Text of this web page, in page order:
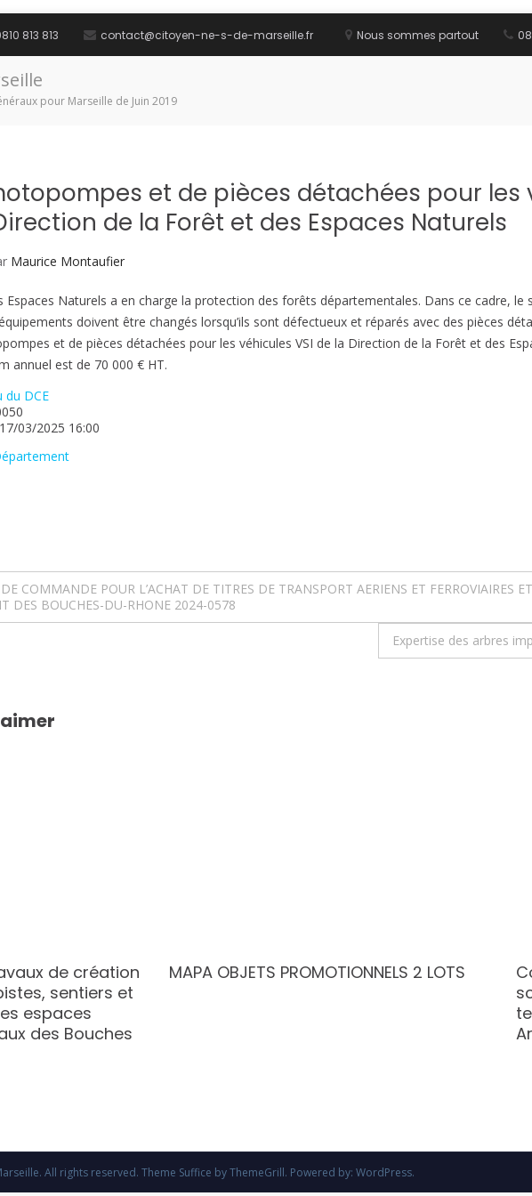
813 813 contact@citoyen-ne-s-de-marseille.fr Nous sommes partout
pour Marseille de Juin 2019
et de pièces détachées pour les
de la Forêt et des Espaces Naturels
Maurice Montaufier
Naturels a en charge la protection des forêts départementales. Dans ce cadre, le
doivent être changés lorsqu’ils sont défectueux et réparés avec des pièces
et de pièces détachées pour les véhicules VSI de la Direction de la Forêt et des
annuel est de 70 000 € HT.
du DCE
03/2025 16:00
COMMANDE POUR L’ACHAT DE TITRES DE TRANSPORT AERIENS ET FERROVIAIRES
DES BOUCHES-DU-RHONE 2024-0578
Expertise des arbres
de création
sentiers et
espaces
des Bouches
MAPA OBJETS PROMOTIONNELS 2 LOTS
. All rights reserved. Theme Suffice by ThemeGrill. Powered by: WordPress.